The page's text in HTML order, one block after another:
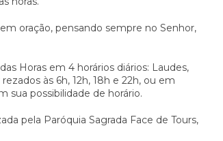
oração, pensando sempre no Senhor,
Horas em 4 horários diários: Laudes,
às 6h, 12h, 18h e 22h, ou em
sua possibilidade de horário.
pela Paróquia Sagrada Face de Tours,